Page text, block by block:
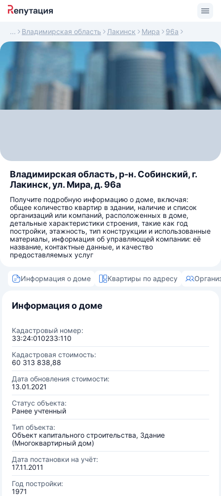
Владимирская область Лакинск Мира 96а
Владимирская область, р-н. Собинский, г.
Лакинск, ул. Мира, д. 96а
Получите подробную информацию о доме, включая:
общее количество квартир в здании, наличие и список
организаций или компаний, расположенных в доме,
детальные характеристики строения, такие как год
постройки, этажность, тип конструкции и использованные
материалы, информация об управляющей компании: её
название, контактные данные, и качество
предоставляемых услуг
Информация о доме Квартиры по адресу
Информация о доме
Кадастровый номер:
33:24:010233:110
Кадастровая стоимость:
60 313 838,88
Дата обновления стоимости:
13.01.2021
Статус объекта:
Ранее учтенный
Тип объекта:
Объект капитального строительства, Здание
(Многоквартирный дом)
Дата постановки на учёт:
17.11.2011
Год постройки:
1971